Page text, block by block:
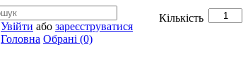
Кількість
Увійти або зареєструватися
Головна Обрані (0)